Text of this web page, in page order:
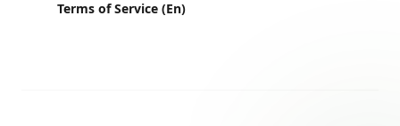
Terms of Service (En)